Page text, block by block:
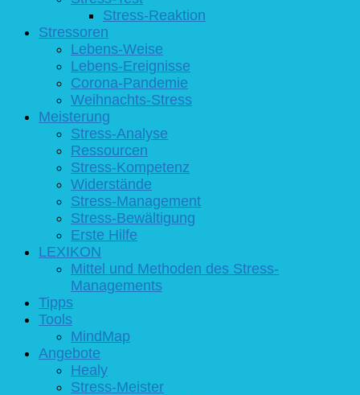
Stress-Reaktion
Stressoren
Lebens-Weise
Lebens-Ereignisse
Corona-Pandemie
Weihnachts-Stress
Meisterung
Stress-Analyse
Ressourcen
Stress-Kompetenz
Widerstände
Stress-Management
Stress-Bewältigung
Erste Hilfe
LEXIKON
Mittel und Methoden des Stress-
Managements
Tipps
Tools
MindMap
Angebote
Healy
Stress-Meister